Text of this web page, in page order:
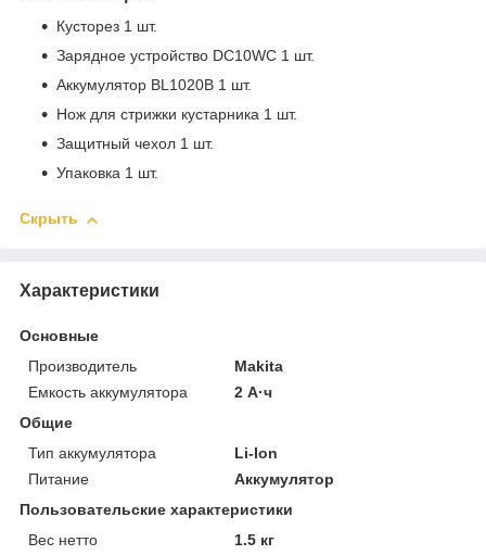
Кусторез 1 шт.
Зарядное устройство DC10WC 1 шт.
Аккумулятор BL1020B 1 шт.
Нож для стрижки кустарника 1 шт.
Защитный чехол 1 шт.
Упаковка 1 шт.
Скрыть
Характеристики
Основные
Производитель
Makita
Емкость аккумулятора
2 А·ч
Общие
Тип аккумулятора
Li-Ion
Питание
Аккумулятор
Пользовательские характеристики
Вес нетто
1.5 кг